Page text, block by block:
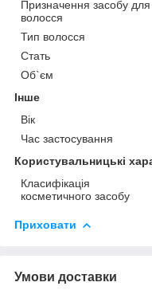
Призначення засобу для
волосся
Тип волосся
Стать
Об`єм
Інше
Вік
Час застосування
Користувальницькі
Класифікація
косметичного засобу
Приховати
Умови доставки